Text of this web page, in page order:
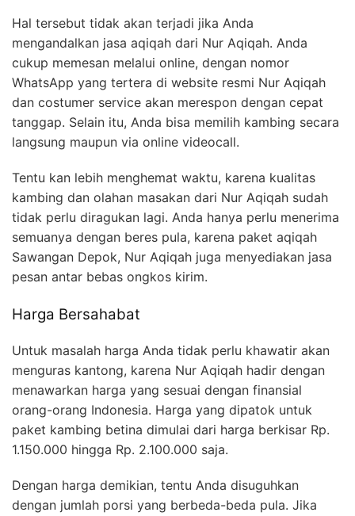
Hal tersebut tidak akan terjadi jika Anda
mengandalkan jasa aqiqah dari Nur Aqiqah. Anda
cukup memesan melalui online, dengan nomor
WhatsApp yang tertera di website resmi Nur Aqiqah
dan costumer service akan merespon dengan cepat
tanggap. Selain itu, Anda bisa memilih kambing secara
langsung maupun via online videocall.
Tentu kan lebih menghemat waktu, karena kualitas
kambing dan olahan masakan dari Nur Aqiqah sudah
tidak perlu diragukan lagi. Anda hanya perlu menerima
semuanya dengan beres pula, karena paket aqiqah
Sawangan Depok, Nur Aqiqah juga menyediakan jasa
pesan antar bebas ongkos kirim.
Harga Bersahabat
Untuk masalah harga Anda tidak perlu khawatir akan
menguras kantong, karena Nur Aqiqah hadir dengan
menawarkan harga yang sesuai dengan finansial
orang-orang Indonesia. Harga yang dipatok untuk
paket kambing betina dimulai dari harga berkisar Rp.
1.150.000 hingga Rp. 2.100.000 saja.
Dengan harga demikian, tentu Anda disuguhkan
dengan jumlah porsi yang berbeda-beda pula. Jika